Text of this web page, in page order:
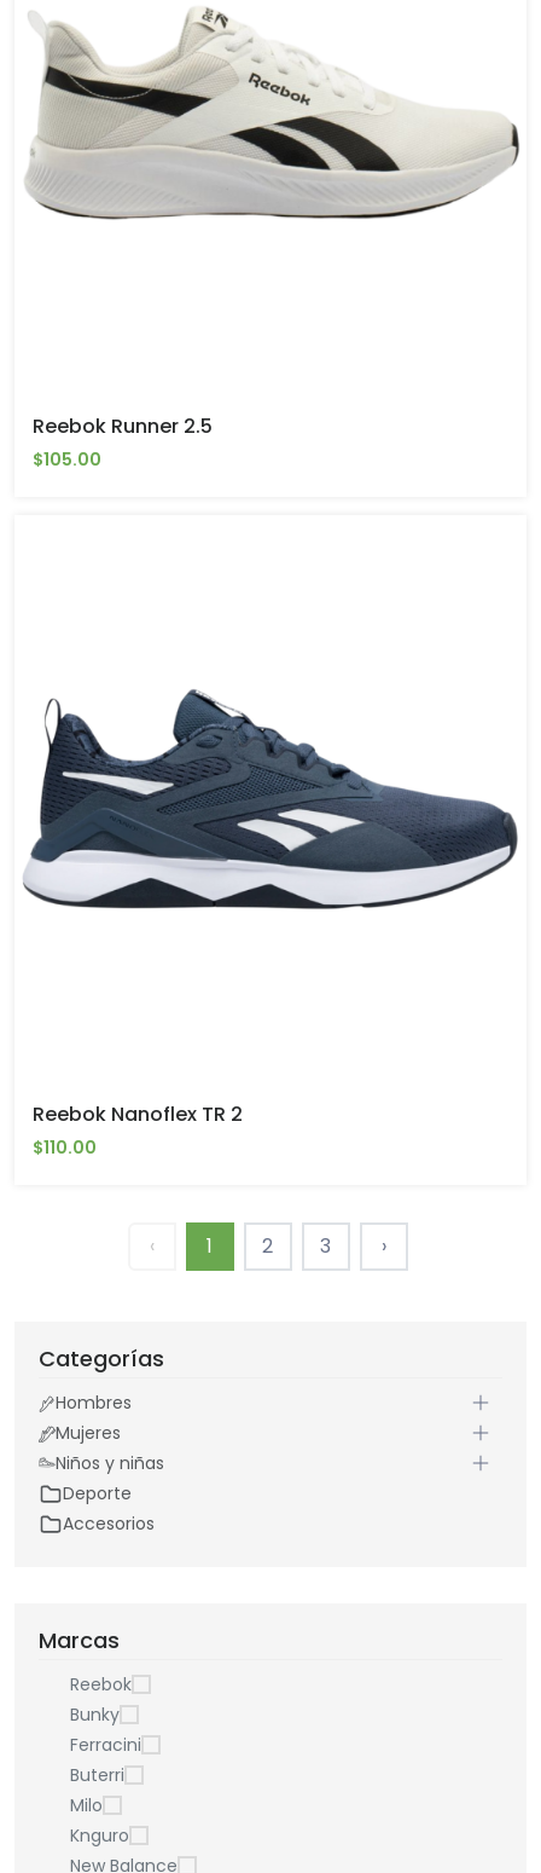
Reebok Runner 2.5
$105.00
Reebok Nanoflex TR 2
$110.00
‹ 1 2 3 ›
Categorías
Hombres
Mujeres
Niños y niñas
Deporte
Accesorios
Marcas
Reebok
Bunky
Ferracini
Buterri
Milo
Knguro
New Balance